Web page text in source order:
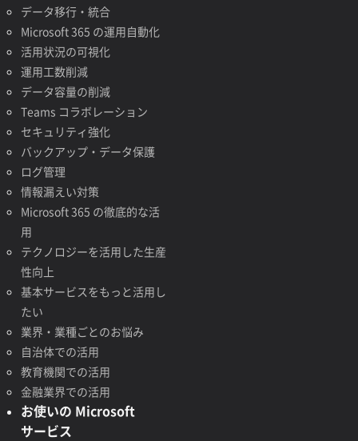
データ移行・統合
Microsoft 365 の運用自動化
活用状況の可視化
運用工数削減
データ容量の削減
Teams コラボレーション
セキュリティ強化
バックアップ・データ保護
ログ管理
情報漏えい対策
Microsoft 365 の徹底的な活
用
テクノロジーを活用した生産
性向上
基本サービスをもっと活用し
たい
業界・業種ごとのお悩み
自治体での活用
教育機関での活用
金融業界での活用
お使いの Microsoft
サービス